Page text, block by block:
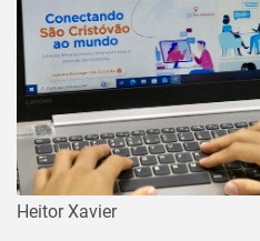
Heitor Xavier